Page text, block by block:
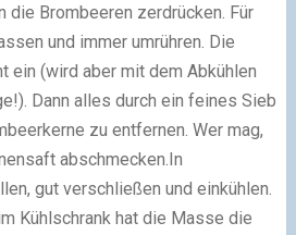
die Brombeeren zerdrücken. Für
und immer umrühren. Die
ein (wird aber mit dem Abkühlen
Dann alles durch ein feines Sieb
zu entfernen. Wer mag,
abschmecken.In
gut verschließen und einkühlen.
Kühlschrank hat die Masse die